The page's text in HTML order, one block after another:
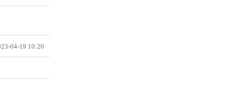
04-19 10:20